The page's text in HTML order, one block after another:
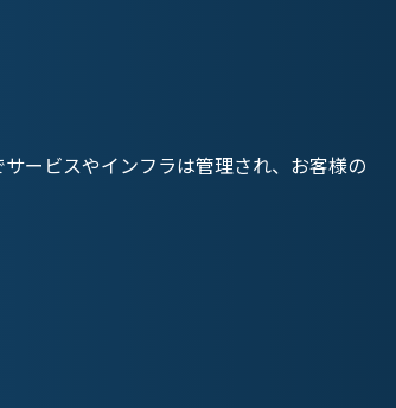
ービスやインフラは管理され、お客様の